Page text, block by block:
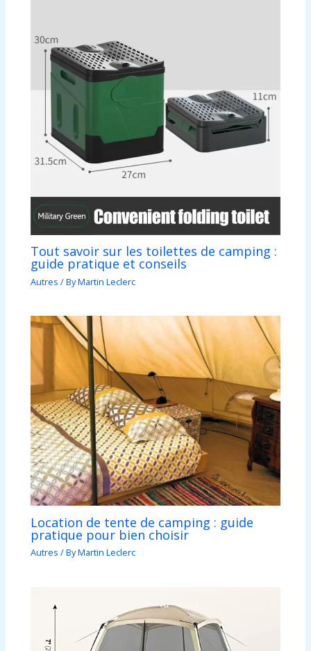
Tout savoir sur les toilettes de camping :
guide pratique et conseils
Autres / ByMartin Leclerc
Location de tente de camping : guide
pratique pour bien choisir
Autres / ByMartin Leclerc